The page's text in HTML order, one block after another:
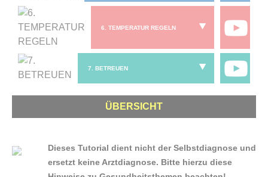
6. TEMPERATUR REGELN
7. BETREUEN
ÜBERSICHT
Dieses Tutorial dient nicht der Selbstdiagnose und
ersetzt keine Arztdiagnose. Bitte hierzu diese